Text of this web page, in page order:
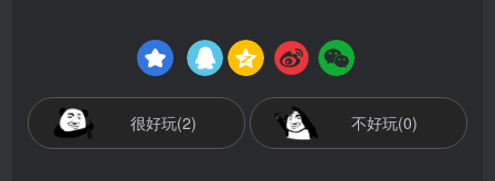
很好玩(2) 不好玩(0)